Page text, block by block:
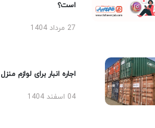
است؟
27 مرداد 1404
اجاره انبار برای لوازم
04 اسفند 1404